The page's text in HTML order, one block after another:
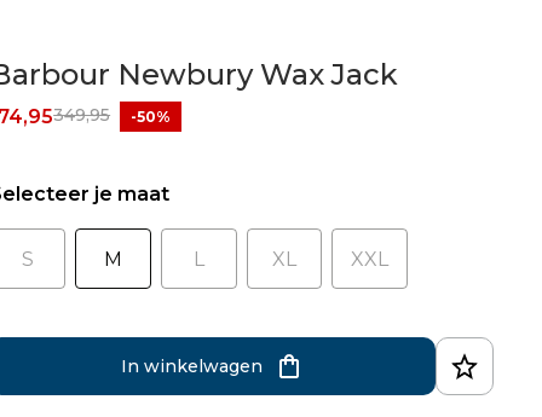
Newbury Wax Jack
349,95 -50%
je maat
S M L XL XXL
In winkelwagen